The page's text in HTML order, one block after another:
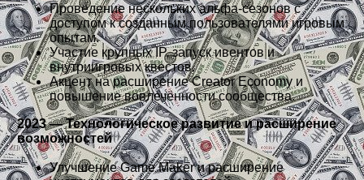
Проведение нескольких альфа-сезонов с
доступом к созданным пользователями игровым
опытам.
Участие крупных IP, запуск ивентов и
внутриигровых квестов.
Акцент на расширение Creator Economy и
повышение вовлечённости сообщества.
2023 — Технологическое развитие и расширение
возможностей
Улучшение Game Maker и расширение